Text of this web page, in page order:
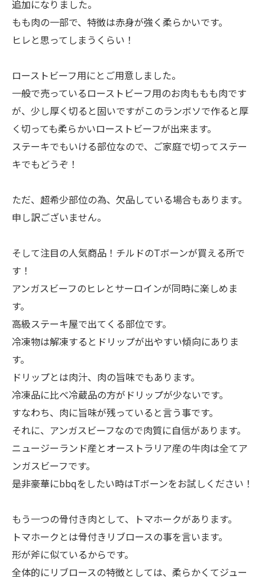
追加になりました。
もも肉の一部で、特徴は赤身が強く柔らかいです。
ヒレと思ってしまうくらい！
ローストビーフ用にとご用意しました。
一般で売っているローストビーフ用のお肉ももも肉です
が、少し厚く切ると固いですがこのランボソで作ると厚
く切っても柔らかいローストビーフが出来ます。
ステーキでもいける部位なので、ご家庭で切ってステー
キでもどうぞ！
ただ、超希少部位の為、欠品している場合もあります。
申し訳ございません。
そして注目の人気商品！チルドのTボーンが買える所で
す！
アンガスビーフのヒレとサーロインが同時に楽しめま
す。
高級ステーキ屋で出てくる部位です。
冷凍物は解凍するとドリップが出やすい傾向にありま
す。
ドリップとは肉汁、肉の旨味でもあります。
冷凍品に比べ冷蔵品の方がドリップが少ないです。
すなわち、肉に旨味が残っていると言う事です。
それに、アンガスビーフなので肉質に自信があります。
ニュージーランド産とオーストラリア産の牛肉は全てア
ンガスビーフです。
是非豪華にbbqをしたい時はTボーンをお試しください！
もう一つの骨付き肉として、トマホークがあります。
トマホークとは骨付きリブロースの事を言います。
形が斧に似ているからです。
全体的にリブロースの特徴としては、柔らかくてジュー